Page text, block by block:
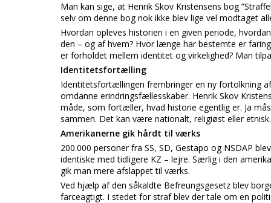
Man kan sige, at Henrik Skov Kristensens bog
selv om denne bog nok ikke blev lige vel modtaget
Hvordan opleves historien i en given periode,
den – og af hvem? Hvor længe har bestemte er
er forholdet mellem identitet og virkelighed? Man
Identitetsfortælling
Identitetsfortællingen frembringer en ny fortolkning
omdanne erindringsfællesskaber. Henrik Skov
måde, som fortæller, hvad historie egentlig er. Ja
sammen. Det kan være nationalt, religiøst eller etnisk.
Amerikanerne gik hårdt til værks
200.000 personer fra SS, SD, Gestapo og NSDAP
identiske med tidligere KZ – lejre. Særlig i den
gik man mere afslappet til værks.
Ved hjælp af den såkaldte Befreungsgesetz blev
farceagtigt. I stedet for straf blev der tale om en